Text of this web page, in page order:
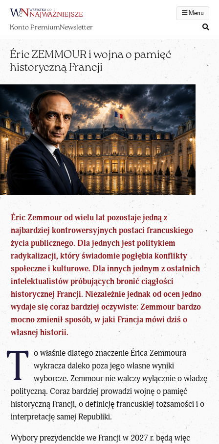
Menu
Konto PremiumNewsletter
Éric ZEMMOUR i wojna o pamięć
historyczną Francji
Éric Zemmour od wielu lat pozostaje jedną z
najbardziej kontrowersyjnych postaci francuskiego
życia publicznego. Dla jednych jest politykiem
radykalizacji, który świadomie pogłębia konflikty
społeczne i kulturowe. Dla innych jednym z ostatnich
intelektualistów próbujących bronić ciągłości
historycznej Francji. Niezależnie jednak od ocen jedno
wydaje się coraz bardziej oczywiste: Zemmour bardzo
mocno zmienił sposób, w jaki Francja mówi dziś o
własnej historii.
T o właśnie dlatego znaczenie Érica Zemmoura
wykracza daleko poza jego własne wyniki
wyborcze. Zemmour nie walczy wyłącznie o władzę
polityczną. Coraz bardziej prowadzi wojnę o pamięć
historyczną Francji, o definicję francuskiej tożsamości i o
interpretację samej Republiki.
Wybory prezydenckie we Francji w 2027 r. będą więc